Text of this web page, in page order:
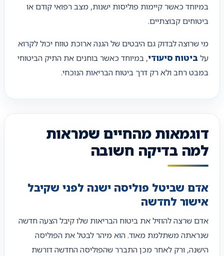
במיוחד כאשר קיימות פוליסות ישנות, מצב רפואי קודם או
ביטוחים קבוצתיים.
מי שרוצה לבדוק גם היבטים של הגנה ארוכת טווח יכול לקרוא
עלביטוח סיעודי, במיוחד כאשר בוחנים את התיק הביטוחי
במבט רחב ולא רק דרך ביטוח הבריאות הנוכחי.
דוגמאות מהחיים שמראות
למה בדיקה חשובה
אדם שביטל פוליסה ישנה לפני שקיבל
אישור לחדשה
אדם שרצה להוזיל את ביטוח הבריאות שלו קיבל הצעה חדשה
שנראתה משתלמת מאוד. הוא מיהר לבטל את הפוליסה
הישנה, ורק לאחר מכן התברר שהפוליסה החדשה דורשת